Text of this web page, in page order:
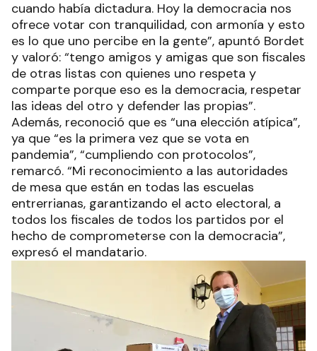
cuando había dictadura. Hoy la democracia nos
ofrece votar con tranquilidad, con armonía y esto
es lo que uno percibe en la gente”, apuntó Bordet
y valoró: “tengo amigos y amigas que son fiscales
de otras listas con quienes uno respeta y
comparte porque eso es la democracia, respetar
las ideas del otro y defender las propias”.
Además, reconoció que es “una elección atípica”,
ya que “es la primera vez que se vota en
pandemia”, “cumpliendo con protocolos”,
remarcó. “Mi reconocimiento a las autoridades
de mesa que están en todas las escuelas
entrerrianas, garantizando el acto electoral, a
todos los fiscales de todos los partidos por el
hecho de comprometerse con la democracia”,
expresó el mandatario.